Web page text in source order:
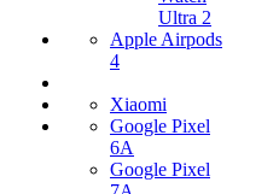
Ultra 2
Apple Airpods
4
Xiaomi
Google Pixel
6A
Google Pixel